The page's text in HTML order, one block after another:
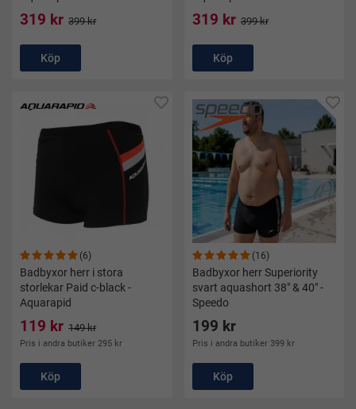
319 kr 399 kr
Köp
319 kr 399 kr
Köp
(6)
Badbyxor herr i stora
storlekar Paid c-black -
Aquarapid
119 kr 149 kr
Pris i andra butiker 295 kr
Köp
(16)
Badbyxor herr Superiority
svart aquashort 38" & 40" -
Speedo
199 kr
Pris i andra butiker 399 kr
Köp